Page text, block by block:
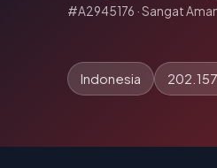
#A2945176 · Sangat
Indonesia